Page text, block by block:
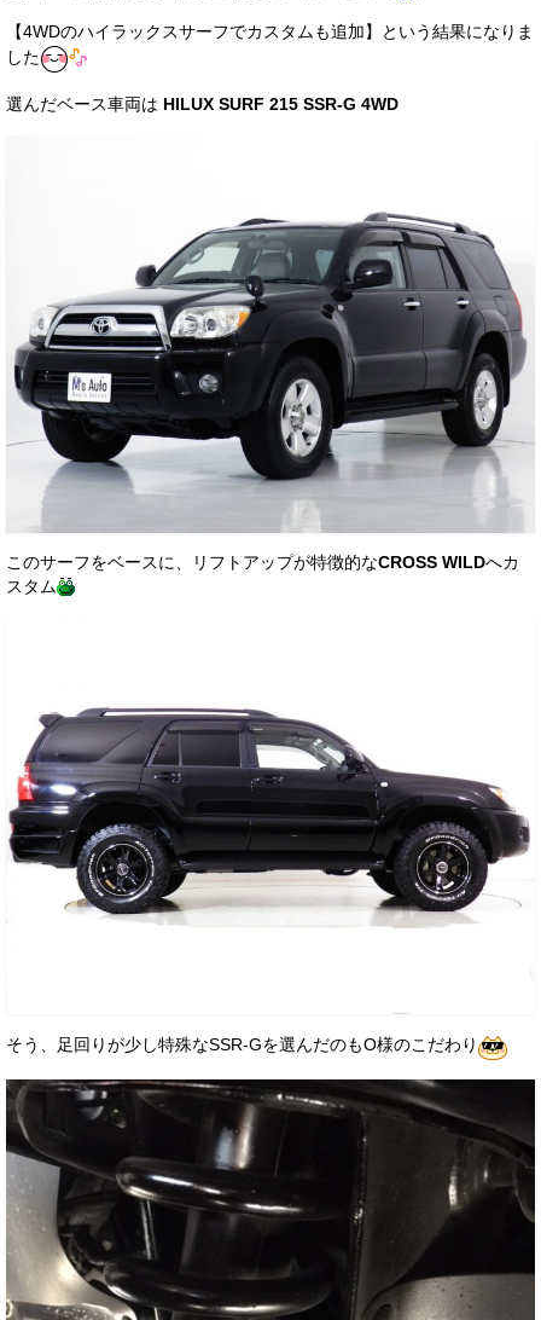
【4WDのハイラックスサーフでカスタムも追加】という結果になりま
した
選んだベース車両は HILUX SURF 215 SSR-G 4WD
このサーフをベースに、リフトアップが特徴的なCROSS WILDへカ
スタム
そう、足回りが少し特殊なSSR-Gを選んだのもO様のこだわり